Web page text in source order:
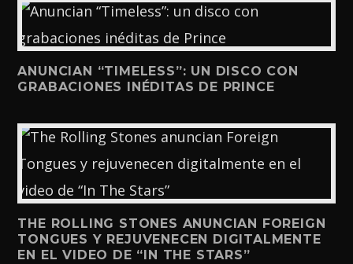
ANUNCIAN “TIMELESS”: UN DISCO CON
GRABACIONES INÉDITAS DE PRINCE
THE ROLLING STONES ANUNCIAN FOREIGN
TONGUES Y REJUVENECEN DIGITALMENTE
EN EL VIDEO DE “IN THE STARS”